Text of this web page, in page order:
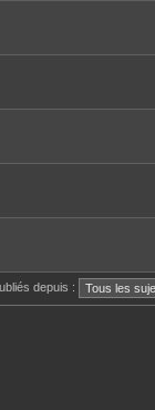
depuis :